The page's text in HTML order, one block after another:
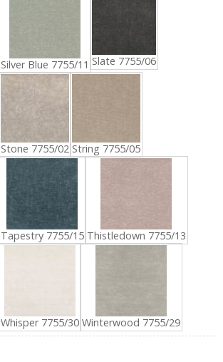
Silver Blue 7755/11 Slate 7755/06
Stone 7755/02 String 7755/05
Tapestry 7755/15 Thistledown 7755/13
Whisper 7755/30 Winterwood 7755/29